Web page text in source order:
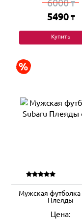
6000₸
5490 ₸
Купить
Мужская футболка
Плеяды
Цена: